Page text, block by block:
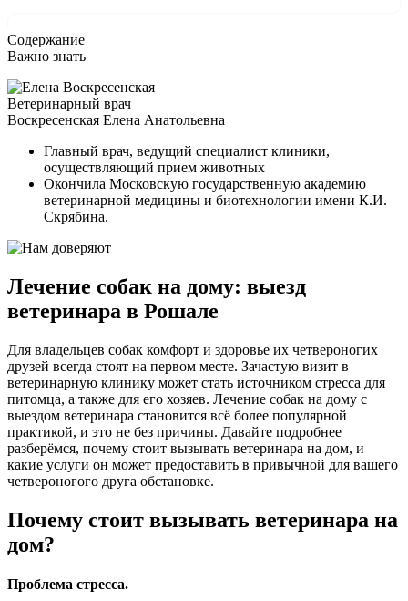
Содержание
Важно знать
Ветеринарный врач
Воскресенская Елена Анатольевна
Главный врач, ведущий специалист клиники,
осуществляющий прием животных
Окончила Московскую государственную академию
ветеринарной медицины и биотехнологии имени К.И.
Скрябина.
Лечение собак на дому: выезд
ветеринара в Рошале
Для владельцев собак комфорт и здоровье их четвероногих
друзей всегда стоят на первом месте. Зачастую визит в
ветеринарную клинику может стать источником стресса для
питомца, а также для его хозяев. Лечение собак на дому с
выездом ветеринара становится всё более популярной
практикой, и это не без причины. Давайте подробнее
разберёмся, почему стоит вызывать ветеринара на дом, и
какие услуги он может предоставить в привычной для вашего
четвероногого друга обстановке.
Почему стоит вызывать ветеринара на
дом?
Проблема стресса.